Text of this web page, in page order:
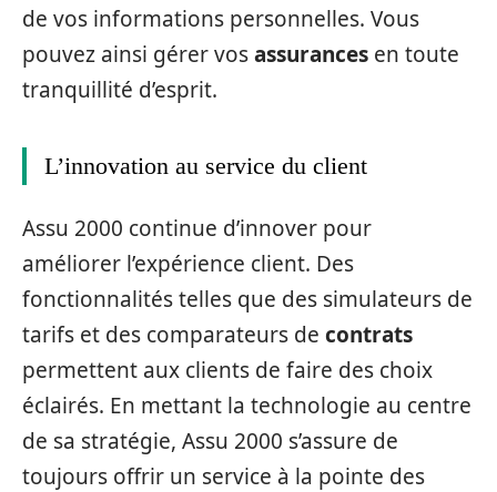
de vos informations personnelles. Vous
pouvez ainsi gérer vosassurances en toute
tranquillité d’esprit.
L’innovation au service du client
Assu 2000 continue d’innover pour
améliorer l’expérience client. Des
fonctionnalités telles que des simulateurs de
tarifs et des comparateurs de contrats
permettent aux clients de faire des choix
éclairés. En mettant la technologie au centre
de sa stratégie, Assu 2000 s’assure de
toujours offrir un service à la pointe des